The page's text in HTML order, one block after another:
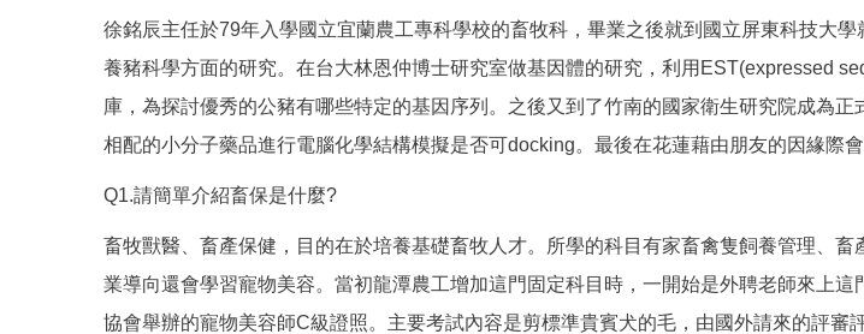
徐銘辰主任於79年入學國立宜蘭農工專科學校的畜牧科，畢業之後就到國立屏東科技大
養豬科學方面的研究。在台大林恩仲博士研究室做基因體的研究，利用EST(expressed
庫，為探討優秀的公豬有哪些特定的基因序列。之後又到了竹南的國家衛生研究院成為
相配的小分子藥品進行電腦化學結構模擬是否可docking。最後在花蓮藉由朋友的因緣際
Q1.請簡單介紹畜保是什麼?
畜牧獸醫、畜產保健，目的在於培養基礎畜牧人才。所學的科目有家畜禽隻飼養管理、
業導向還會學習寵物美容。當初龍潭農工增加這門固定科目時，一開始是外聘老師來上
協會舉辦的寵物美容師C級證照。主要考試內容是剪標準貴賓犬的毛，由國外請來的評審評